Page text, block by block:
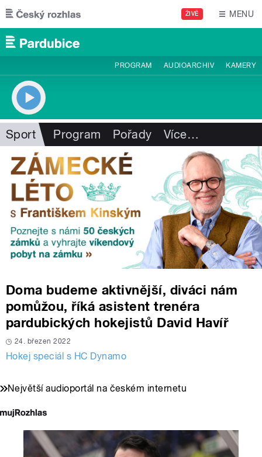
Přejít k hlavnímu obsahu
ŽIVĚ MENU
PROGRAM AUDIOARCHIV KAMERY
Sport Program Pořady Více…
Doma budeme aktivnější, diváci nám
pomůžou, říká asistent trenéra
pardubických hokejistů David Havíř
24. březen 2022
Hokej speciál s HC Dynamo
Největší audioportál na českém internetu